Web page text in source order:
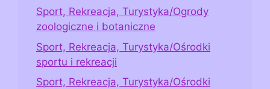
Sport, Rekreacja, Turystyka/Ogrody
zoologiczne i botaniczne
Sport, Rekreacja, Turystyka/Ośrodki
sportu i rekreacji
Sport, Rekreacja, Turystyka/Ośrodki